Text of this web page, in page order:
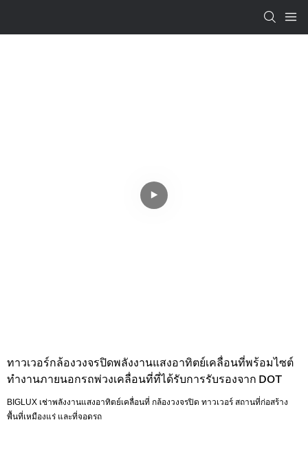
ทาวเวอร์กล้องวงจรปิดพลังงานแสงอาทิตย์เคลื่อนที่พร้อมไซต์
ทำงานภายนอกรถพ่วงเคลื่อนที่ที่ได้รับการรับรองจาก DOT
BIGLUX เช่าพลังงานแสงอาทิตย์เคลื่อนที่ กล้องวงจรปิด ทาวเวอร์ สถานที่ก่อสร้าง
พื้นที่เหมืองแร่ และที่จอดรถ